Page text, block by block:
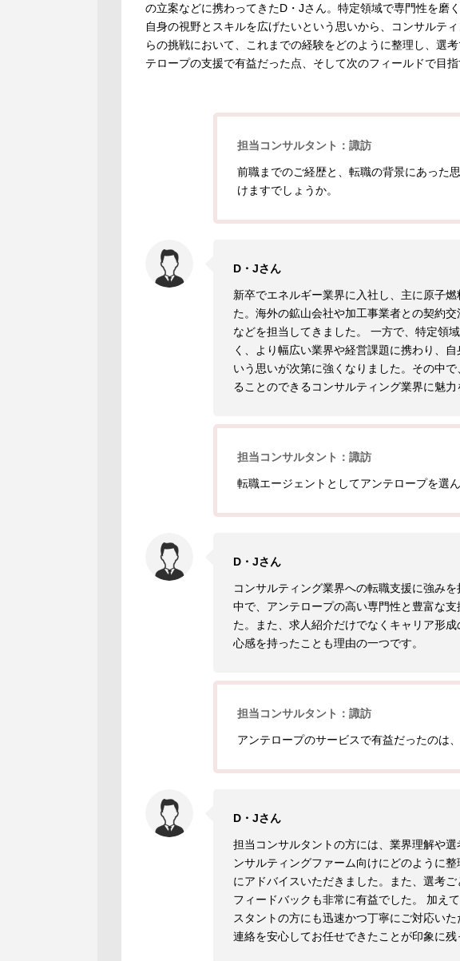
の立案などに携わってきたD・Jさん。特定領域で専門性を磨
自身の視野とスキルを広げたいという思いから、コンサルテ
らの挑戦において、これまでの経験をどのように整理し、選
テロープの支援で有益だった点、そして次のフィールドで目
担当コンサルタント：諏訪
前職までのご経歴と、転職の背景にあった
けますでしょうか。
D・Jさん
新卒でエネルギー業界に入社し、主に原子
た。海外の鉱山会社や加工事業者との契約
などを担当してきました。 一方で、特定領
く、より幅広い業界や経営課題に携わり、
いう思いが次第に強くなりました。その中
ることのできるコンサルティング業界に魅力
担当コンサルタント：諏訪
転職エージェントとしてアンテロープを選
D・Jさん
コンサルティング業界への転職支援に強み
中で、アンテロープの高い専門性と豊富な
た。また、求人紹介だけでなくキャリア形
心感を持ったことも理由の一つです。
担当コンサルタント：諏訪
アンテロープのサービスで有益だったのは
D・Jさん
担当コンサルタントの方には、業界理解や
ンサルティングファーム向けにどのように
にアドバイスいただきました。また、選考
フィードバックも非常に有益でした。 加え
スタントの方にも迅速かつ丁寧にご対応い
連絡を安心してお任せできたことが印象に残